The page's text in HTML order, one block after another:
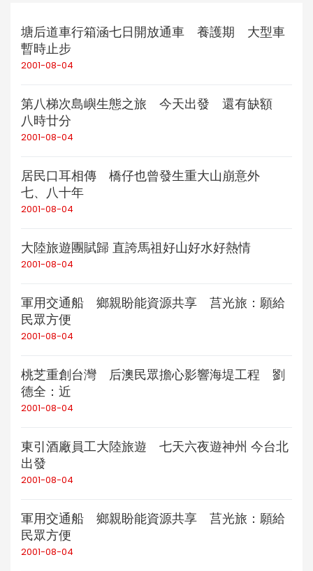
塘后道車行箱涵七日開放通車 養護期 大型車
暫時止步
2001-08-04
第八梯次島嶼生態之旅 今天出發 還有缺額
八時廿分
2001-08-04
居民口耳相傳 橋仔也曾發生重大山崩意外
七、八十年
2001-08-04
大陸旅遊團賦歸 直誇馬祖好山好水好熱情
2001-08-04
軍用交通船 鄉親盼能資源共享 莒光旅：願給
民眾方便
2001-08-04
桃芝重創台灣 后澳民眾擔心影響海堤工程 劉
德全：近
2001-08-04
東引酒廠員工大陸旅遊 七天六夜遊神州 今台北
出發
2001-08-04
軍用交通船 鄉親盼能資源共享 莒光旅：願給
民眾方便
2001-08-04